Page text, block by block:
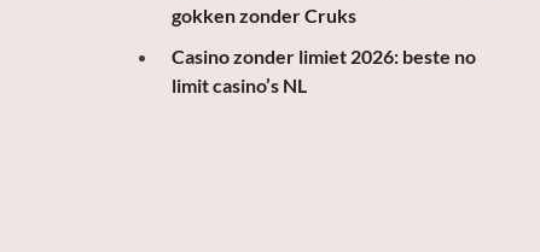
gokken zonder Cruks
Casino zonder limiet 2026: beste no
limit casino’s NL